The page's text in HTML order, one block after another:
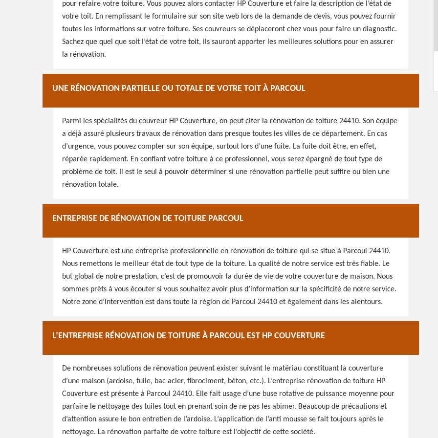
pour refaire votre toiture. Vous pouvez alors contacter HP Couverture et faire la description de l’état de
votre toit. En remplissant le formulaire sur son site web lors de la demande de devis, vous pouvez fournir
toutes les informations sur votre toiture. Ses couvreurs se déplaceront chez vous pour faire un diagnostic.
Sachez que quel que soit l’état de votre toit, ils sauront apporter les meilleures solutions pour en assurer
la rénovation.
UNE RÉNOVATION PARTIELLE OU TOTALE DE VOTRE TOIT À PARCOUL
Parmi les spécialités du couvreur HP Couverture, on peut citer la rénovation de toiture 24410. Son équipe
a déjà assuré plusieurs travaux de rénovation dans presque toutes les villes de ce département. En cas
d’urgence, vous pouvez compter sur son équipe, surtout lors d’une fuite. La fuite doit être, en effet,
réparée rapidement. En confiant votre toiture à ce professionnel, vous serez épargné de tout type de
problème de toit. Il est le seul à pouvoir déterminer si une rénovation partielle peut suffire ou bien une
rénovation totale.
ENTREPRISE DE RÉNOVATION DE TOITURE PARCOUL
HP Couverture est une entreprise professionnelle en rénovation de toiture qui se situe à Parcoul 24410.
Nous remettons le meilleur état de tout type de la toiture. La qualité de notre service est très fiable. Le
but global de notre prestation, c’est de promouvoir la durée de vie de votre couverture de maison. Nous
sommes prêts à vous écouter si vous souhaitez avoir plus d’information sur la spécificité de notre service.
Notre zone d’intervention est dans toute la région de Parcoul 24410 et également dans les alentours.
L’ENTREPRISE RÉNOVATION DE TOITURE À PARCOUL EST HP COUVERTURE
De nombreuses solutions de rénovation peuvent exister suivant le matériau constituant la couverture
d’une maison (ardoise, tuile, bac acier, fibrociment, béton, etc.). L’entreprise rénovation de toiture HP
Couverture est présente à Parcoul 24410. Elle fait usage d’une buse rotative de puissance moyenne pour
parfaire le nettoyage des tuiles tout en prenant soin de ne pas les abimer. Beaucoup de précautions et
d’attention assure le bon entretien de l’ardoise. L’application de l’anti mousse se fait toujours après le
nettoyage. La rénovation parfaite de votre toiture est l’objectif de cette société.